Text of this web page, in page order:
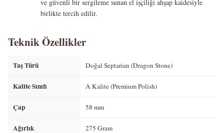
ve güvenli bir sergileme sunan el işçiliği ahşap kaidesiyle
birlikte tercih edilir.
Teknik Özellikler
Taş Türü Doğal Septarian (Dragon Stone)
Kalite Sınıfı A Kalite (Premium Polish)
Çap 58 mm
Ağırlık 275 Gram